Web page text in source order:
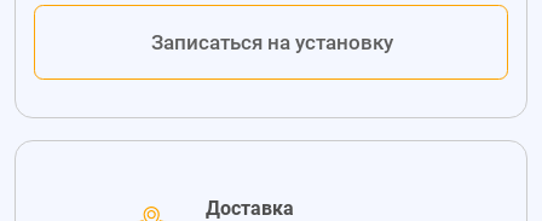
Записаться на установку
Доставка